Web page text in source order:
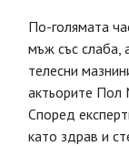
По-голямата
мъж със слаба,
телесни
актьорите Пол
Според
като здрав и